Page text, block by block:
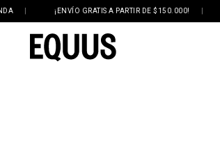
| ¡ENVÍO GRATIS A PARTIR DE $150.000! |